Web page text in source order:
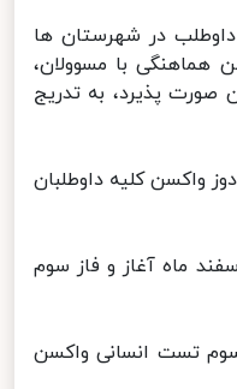
در شهرستان ها
با مسوولان،
پذیرد، به تدریج
اولین دوز واکسن کلیه داوطلبان
اجرای مرحله دوم تست انسانی واکسن ایرانی کرونا از ۲۵ اسفند ماه آغاز و فاز سوم
تست انسانی واکسن